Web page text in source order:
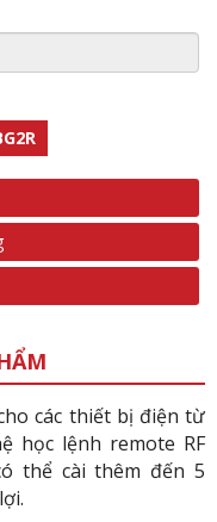
các thiết bị điện từ
học lệnh remote RF
thể cài thêm đến 5